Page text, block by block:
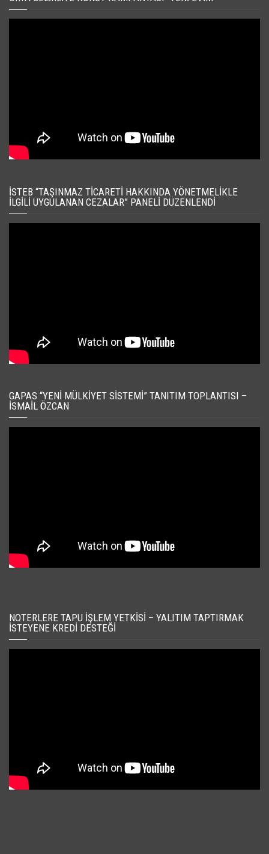
İSTEB “TAŞINMAZ TICARETI HAKKINDA YÖNETMELIKLE
İLGILI UYGULANAN CEZALAR” PANELI DÜZENLENDI
GAPAS “YENI MÜLKIYET SISTEMI” TANITIM TOPLANTISI –
İSMAIL ÖZCAN
NOTERLERE TAPU İŞLEM YETKISI – YALITIM TAPTIRMAK
İSTEYENE KREDI DESTEĞI